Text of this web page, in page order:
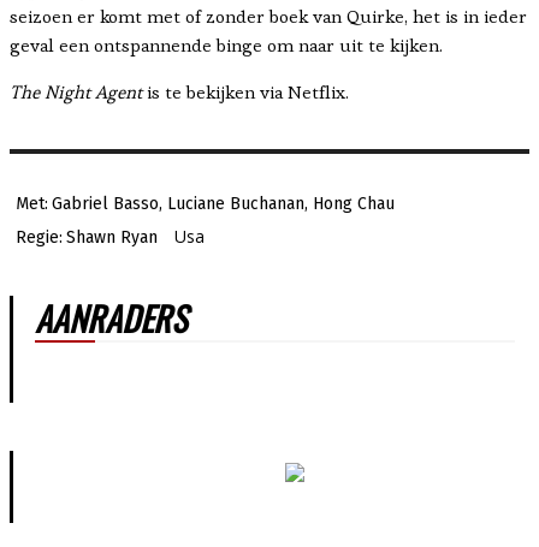
seizoen er komt met of zonder boek van Quirke, het is in ieder
geval een ontspannende binge om naar uit te kijken.
The Night Agentis te bekijken via Netflix.
Met: Gabriel Basso, Luciane Buchanan, Hong Chau
Regie: Shawn Ryan Usa
AANRADERS